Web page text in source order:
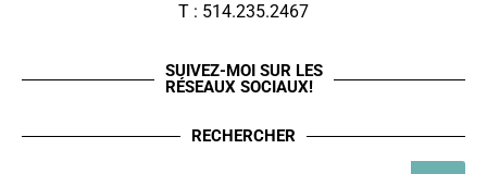
T : 514.235.2467
SUIVEZ-MOI SUR LES
RÉSEAUX SOCIAUX!
RECHERCHER